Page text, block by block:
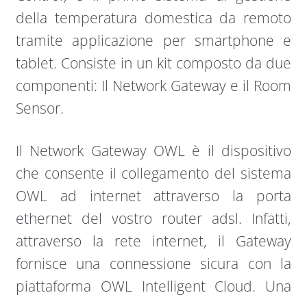
della temperatura domestica da remoto
tramite applicazione per smartphone e
tablet. Consiste in un kit composto da due
componenti: Il Network Gateway e il Room
Sensor.
Il Network Gateway OWL è il dispositivo
che consente il collegamento del sistema
OWL ad internet attraverso la porta
ethernet del vostro router adsl. Infatti,
attraverso la rete internet, il Gateway
fornisce una connessione sicura con la
piattaforma OWL Intelligent Cloud. Una